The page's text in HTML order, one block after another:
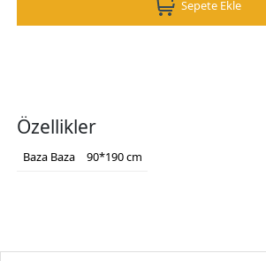
Sepete Ekle
Özellikler
Baza Baza 90*190 cm